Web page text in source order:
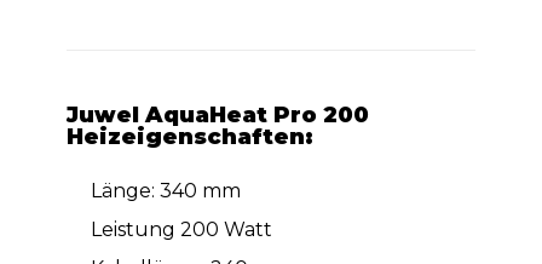
Juwel AquaHeat Pro 200
Heizeigenschaften:
Länge: 340 mm
Leistung 200 Watt